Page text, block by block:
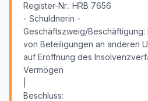
Register-Nr.: HRB 7656
- Schuldnerin -
Geschäftszweig/Beschäftigung:
von Beteiligungen an anderen
auf Eröffnung des
Vermögen
Beschluss: